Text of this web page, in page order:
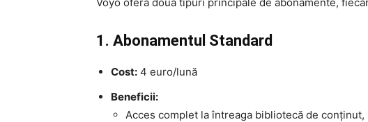
1. Abonamentul Standard
Cost: 4 euro/lună
Beneficii:
Acces complet la întreaga bibliotecă de